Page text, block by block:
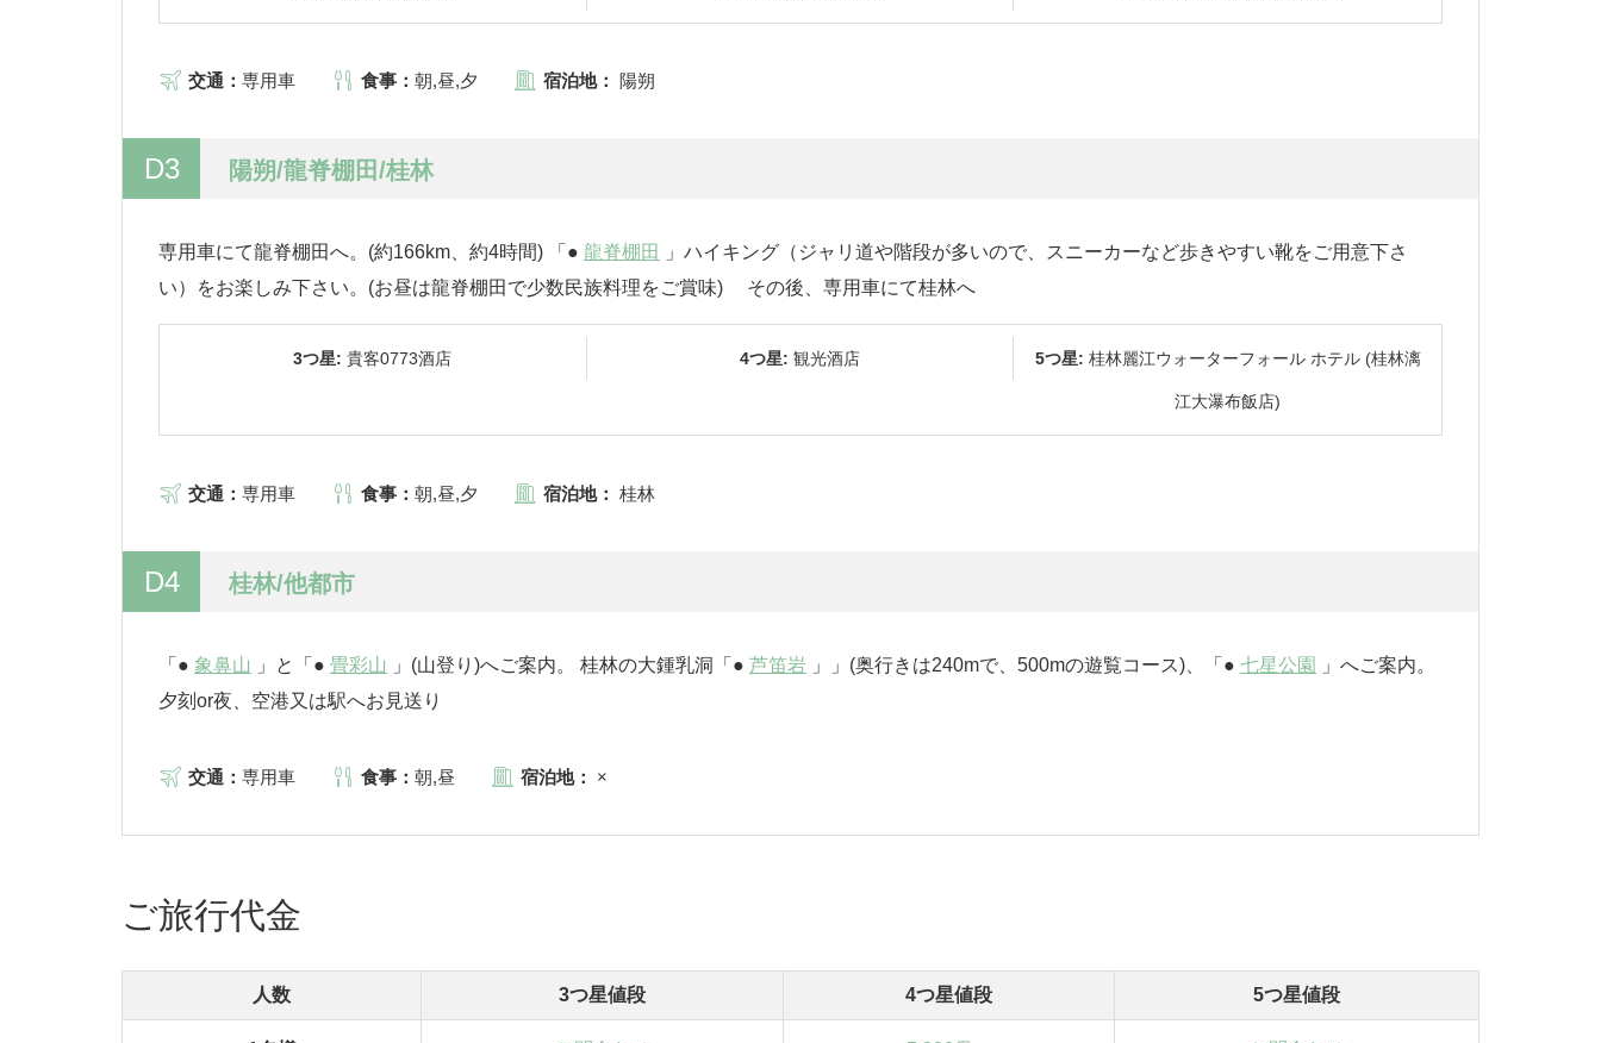
交通： 専用車 食事： 朝,昼,夕 宿泊地： 陽朔
D3 陽朔/龍脊棚田/桂林
専用車にて龍脊棚田へ。(約166km、約4時間) 「● 龍脊棚田
」ハイキング（ジャリ道や階段が多いので、スニーカーなど歩きやすい靴をご用意下さ
い）をお楽しみ下さい。(お昼は龍脊棚田で少数民族料理をご賞味) その後、専用車にて桂林へ
3つ星: 貴客0773酒店 4つ星: 観光酒店 5つ星: 桂林麗江ウォーターフォール ホテル (桂林漓
江大瀑布飯店)
交通： 専用車 食事： 朝,昼,夕 宿泊地： 桂林
D4 桂林/他都市
「● 象鼻山 」と「● 畳彩山 」(山登り)へご案内。 桂林の大鍾乳洞「● 芦笛岩 」」(奥行きは240mで、500mの遊覧コース)、「● 七星公園
」へご案内。
夕刻or夜、空港又は駅へお見送り
交通： 専用車 食事： 朝,昼 宿泊地： ×
ご旅行代金
人数 3つ星値段 4つ星値段 5つ星値段